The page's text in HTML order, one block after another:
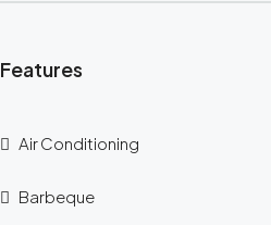
Features
Air Conditioning
Barbeque